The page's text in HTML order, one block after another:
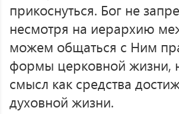
прикоснуться. Бог не
несмотря на иерархию
можем общаться с Ним
формы церковной жизни,
смысл как средства
духовной жизни.